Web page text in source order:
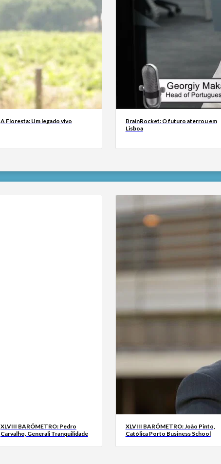
A Floresta: Um legado vivo
BrainRocket: O futuro aterrou em
Lisboa
XLVIII BARÓMETRO: Pedro
Carvalho, Generali Tranquilidade
XLVIII BARÓMETRO: João Pinto,
Católica Porto Business School